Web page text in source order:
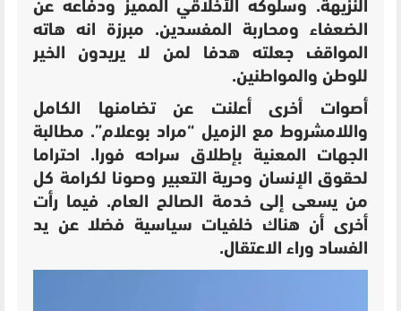
النزيهة. وسلوكه الأخلاقي المميز ودفاعه عن
الضعفاء ومحاربة المفسدين. مبرزة انه هاته
المواقف جعلته هدفا لمن لا يريدون الخير
للوطن والمواطنين.
أصوات أخرى أعلنت عن تضامنها الكامل
واللامشروط مع الزميل “مراد بوعلام”. مطالبة
الجهات المعنية بإطلاق سراحه فورا. احتراما
لحقوق الإنسان وحرية التعبير وصونا لكرامة كل
من يسعى إلى خدمة الصالح العام. فيما رأت
أخرى أن هناك خلفيات سياسية فضلا عن يد
الفساد وراء الاعتقال.